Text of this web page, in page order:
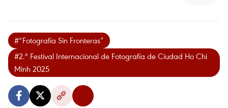
#“Fotografía Sin Fronteras”
#2.º Festival Internacional de Fotografía de Ciudad Ho Chi
Minh 2025